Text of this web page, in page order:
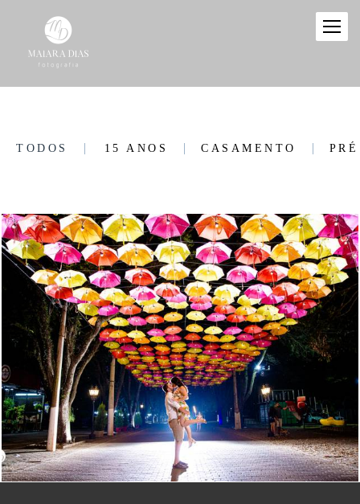
TODOS 15 ANOS CASAMENTO
3458